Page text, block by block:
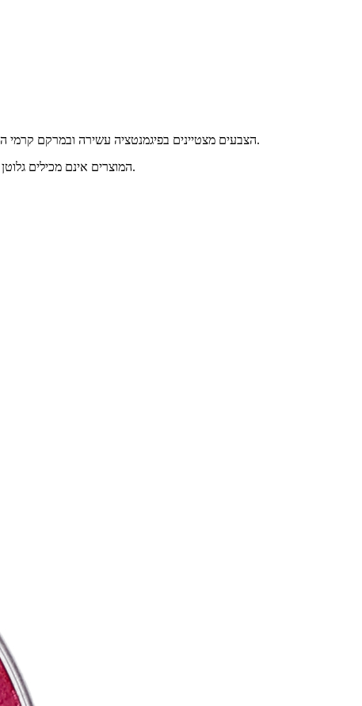
הצבעים מצטיינים בפיגמנטציה עשירה ובמרקם קרמי המעניק כיסוי מושלם ועמידות מרשימה. הפורמולה הייחודית, המבוססת על גליצרין, פותחה במיוחד להיות עדינה ומתאימה לכל סוגי העור, כולל עור רגיש.
חברת Superstar NL מקפידה על עמידה בתקני איכות ובטיחות מחמירים, בהתאם להנחיות ה-FDA וה-EU. המוצרים אינם מכילים גלוטן או ריח, ומיוצרים ללא ניסויים בבעלי חיים.